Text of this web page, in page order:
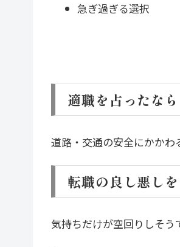
急ぎ過ぎる選択
適職を占ったなら
道路・交通の安全にかかわ
転職の良し悪し
気持ちだけが空回りしそう